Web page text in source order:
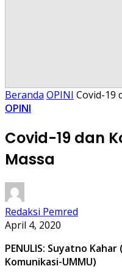
Beranda OPINI Covid-19
OPINI
Covid-19 dan
Massa
Redaksi Pemred
April 4, 2020
PENULIS: Suyatno Kahar
Komunikasi-UMMU)